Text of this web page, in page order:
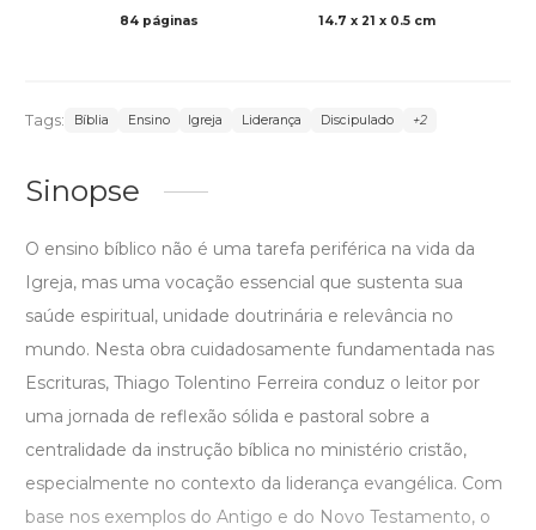
84 páginas 14.7 x 21 x 0.5 cm
Tags: Bíblia Ensino Igreja Liderança Discipulado +2
Sinopse
O ensino bíblico não é uma tarefa periférica na vida da
Igreja, mas uma vocação essencial que sustenta sua
saúde espiritual, unidade doutrinária e relevância no
mundo. Nesta obra cuidadosamente fundamentada nas
Escrituras, Thiago Tolentino Ferreira conduz o leitor por
uma jornada de reflexão sólida e pastoral sobre a
centralidade da instrução bíblica no ministério cristão,
especialmente no contexto da liderança evangélica. Com
base nos exemplos do Antigo e do Novo Testamento, o